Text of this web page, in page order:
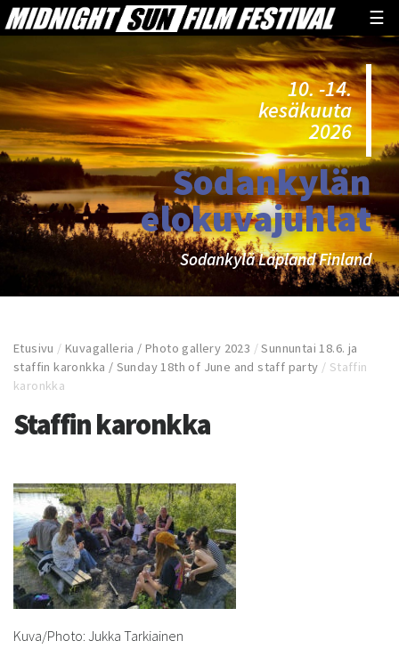
☰
10. -14.
kesäkuuta
2026
Sodankylän
elokuvajuhlat
Sodankylä Lapland Finland
Etusivu /Kuvagalleria / Photo gallery 2023 /Sunnuntai 18.6. ja
staffin karonkka / Sunday 18th of June and staff party / Staffin
karonkka
Staffin karonkka
Kuva/Photo: Jukka Tarkiainen